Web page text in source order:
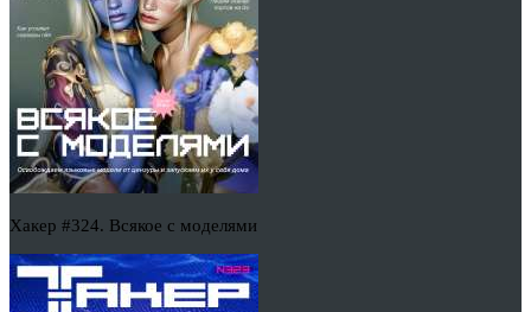
Хакер #324. Всякое с моделями